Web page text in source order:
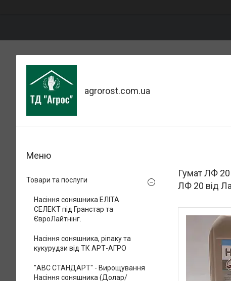
agrorost.com.ua
Гумат ЛФ
ЛФ 20 від
Товари та послуги
Насіння соняшника ЕЛІТА
СЕЛЕКТ під Гранстар та
ЄвроЛайтнінг.
Насіння соняшника, ріпаку та
кукурудзи від ТК АРТ-АГРО
"АВС СТАНДАРТ" - Вирощування
Насіння соняшника (Долар/